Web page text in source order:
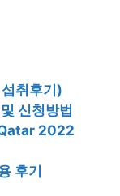
취후기)
신청방법
2022
후기